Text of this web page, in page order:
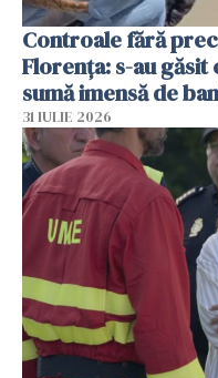
Controale fără
Florența: s-au
sumă imensă de
31 IULIE 2026